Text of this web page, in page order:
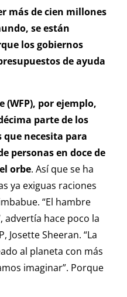
más de cien millones
se están
los gobiernos
de ayuda
(WFP), por ejemplo,
parte de los
que necesita para
personas en doce de
orbe. Así que se ha
ya exiguas raciones
“El hambre
advertía hace poco la
Josette Sheeran. “La
al planeta con más
imaginar”. Porque